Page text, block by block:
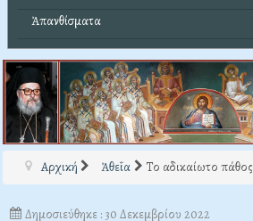
Ἀπανθίσματα
Αρχική Ἀθεΐα Το αδικαίωτο πάθος
Δημοσιεύθηκε : 30 Δεκεμβρίου 2022